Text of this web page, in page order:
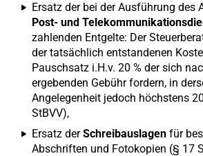
Ersatz der bei der Ausführung des
Post- und
zahlenden Entgelte: Der
der tatsächlich entstandenen
Pauschsatz i.H.v. 20 % der sich
ergebenden Gebühr fordern, in
Angelegenheit jedoch höchstens
StBVV),
Ersatz derSchreibauslagen für
Abschriften und Fotokopien (§ 17